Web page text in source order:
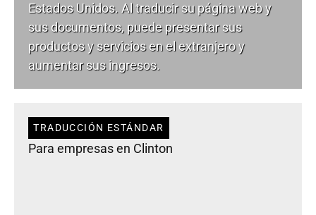
Estados Unidos. Al traducir su página web y
sus documentos, puede presentar sus
productos y servicios en el extranjero y
aumentar sus ingresos.
TRADUCCIÓN ESTÁNDAR
Para empresas en Clinton